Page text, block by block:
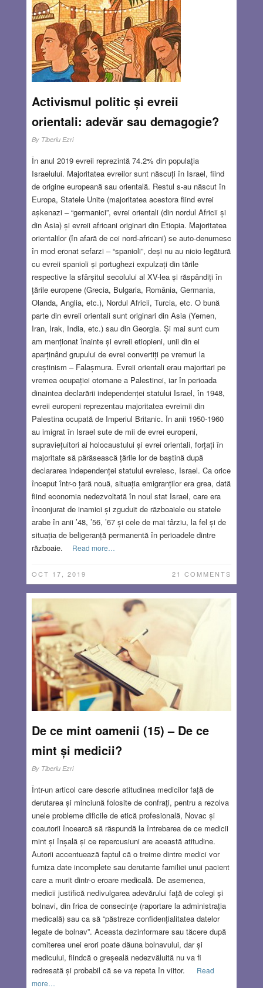
Activismul politic și evreii
orientali: adevăr sau demagogie?
By Tiberiu Ezri
În anul 2019 evreii reprezintă 74.2% din populația
Israelului. Majoritatea evreilor sunt născuți în Israel, fiind
de origine europeană sau orientală. Restul s-au născut în
Europa, Statele Unite (majoritatea acestora fiind evrei
așkenazi – “germanici”, evrei orientali (din nordul Africii și
din Asia) și evreii africani originari din Etiopia. Majoritatea
orientalilor (în afară de cei nord-africani) se auto-denumesc
în mod eronat sefarzi – “spanioli”, deși nu au nicio legătură
cu evreii spanioli și portughezi expulzați din tările
respective la sfârșitul secolului al XV-lea și răspândiți în
țările europene (Grecia, Bulgaria, România, Germania,
Olanda, Anglia, etc.), Nordul Africii, Turcia, etc. O bună
parte din evreii orientali sunt originari din Asia (Yemen,
Iran, Irak, India, etc.) sau din Georgia. Și mai sunt cum
am menționat înainte și evreii etiopieni, unii din ei
aparținând grupului de evrei convertiți pe vremuri la
creștinism – Falașmura. Evreii orientali erau majoritari pe
vremea ocupației otomane a Palestinei, iar în perioada
dinaintea declarării independenței statului Israel, în 1948,
evreii europeni reprezentau majoritatea evreimii din
Palestina ocupată de Imperiul Britanic. În anii 1950-1960
au imigrat în Israel sute de mii de evrei europeni,
supraviețuitori ai holocaustului și evrei orientali, forțați în
majoritate să părăsească țările lor de baștină după
declararea independenței statului evreiesc, Israel. Ca orice
început într-o țară nouă, situația emigranților era grea, dată
fiind economia nedezvoltată în noul stat Israel, care era
înconjurat de inamici și zguduit de războaiele cu statele
arabe în anii ’48, ’56, ’67 și cele de mai târziu, la fel și de
situația de beligeranță permanentă în perioadele dintre
războaie.
Read more…
OCT 17, 2019 21 COMMENTS
De ce mint oamenii (15) – De ce
mint și medicii?
By Tiberiu Ezri
Într-un articol care descrie atitudinea medicilor față de
derutarea și minciună folosite de confraţi, pentru a rezolva
unele probleme dificile de etică profesională, Novac și
coautorii încearcă să răspundă la întrebarea de ce medicii
mint și înșală și ce repercusiuni are această atitudine.
Autorii accentuează faptul că o treime dintre medici vor
furniza date incomplete sau derutante familiei unui pacient
care a murit dintr-o eroare medicală. De asemenea,
medicii justifică nedivulgarea adevărului faţă de colegi și
bolnavi, din frica de consecințe (raportare la administrația
medicală) sau ca să “păstreze confidențialitatea datelor
legate de bolnav”. Aceasta dezinformare sau tăcere după
comiterea unei erori poate dăuna bolnavului, dar și
medicului, fiindcă o greșeală nedezvăluită nu va fi
redresată și probabil că se va repeta în viitor.
Read
more…